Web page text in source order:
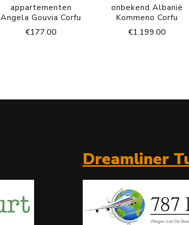
appartementen
Angela Gouvia Corfu
€177.00
onbekend Albanië
Kommeno Corfu
€1,199.00
Dreamliner